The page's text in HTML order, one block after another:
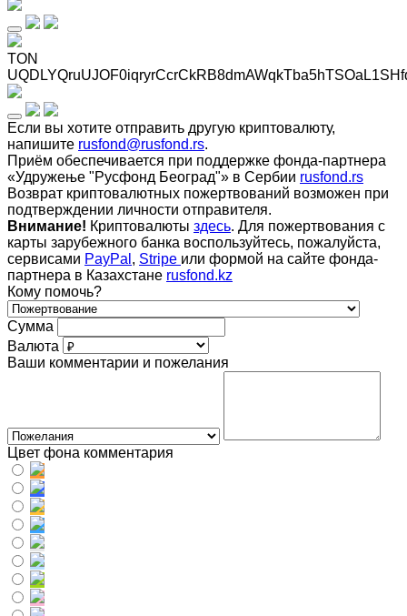
TON
Если вы хотите отправить другую криптовалюту,
напишите rusfond@rusfond.rs.
Приём обеспечивается при поддержке фонда-партнера
«Удружење "Русфонд Београд"» в Сербии rusfond.rs
Возврат криптовалютных пожертвований возможен при
подтверждении личности отправителя.
Внимание! Криптовалюты здесь. Для пожертвования с
карты зарубежного банка воспользуйтесь, пожалуйста,
сервисами PayPal , Stripe или формой на сайте фонда-
партнера в Казахстане rusfond.kz
Кому помочь?
Сумма
Валюта
Ваши комментарии и пожелания
Цвет фона комментария